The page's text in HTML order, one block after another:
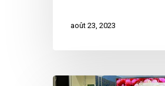
août 23, 2023